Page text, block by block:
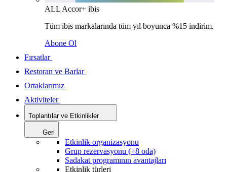
ALL Accor+ ibis
Tüm ibis markalarında tüm yıl boyunca %15 indirim.
Abone Ol
Fırsatlar
Restoran ve Barlar
Ortaklarımız
Aktiviteler
Toplantılar ve Etkinlikler
Geri
Etkinlik organizasyonu
Grup rezervasyonu (+8 oda)
Sadakat programının avantajları
Etkinlik türleri